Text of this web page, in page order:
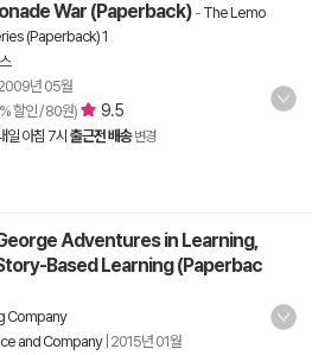
War (Paperback)- The Lemo
(Paperback) 1
년 05월
할인 / 80원) 9.5
일 아침 7시 출근전 배송 변경
Adventures in Learning,
Based Learning (Paperbac
Company
and Company| 2015년 01월